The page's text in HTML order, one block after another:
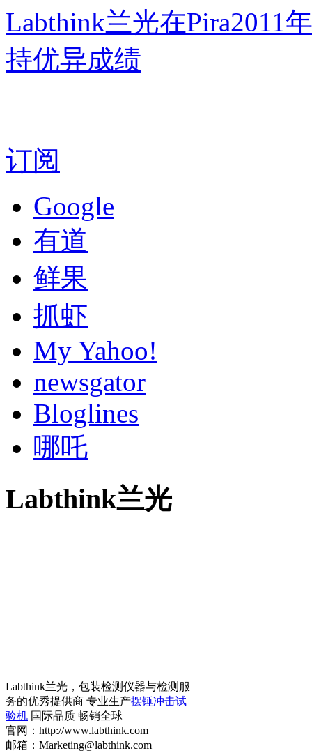
Labthink兰光在Pira2011
持优异成绩
订阅
Google
有道
鲜果
抓虾
My Yahoo!
newsgator
Bloglines
哪吒
Labthink兰光
Labthink兰光，包装检测仪器与检测服
务的优秀提供商 专业生产摆锤冲击试
验机 国际品质 畅销全球
官网：http://www.labthink.com
邮箱：Marketing@labthink.com